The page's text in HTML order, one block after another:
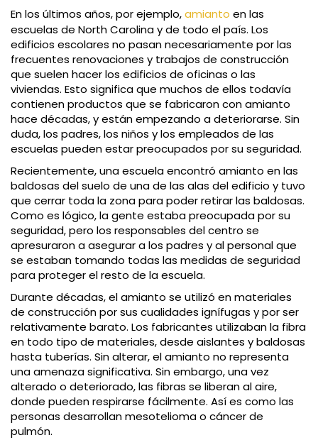
En los últimos años, por ejemplo,amianto en las
escuelas de North Carolina y de todo el país. Los
edificios escolares no pasan necesariamente por las
frecuentes renovaciones y trabajos de construcción
que suelen hacer los edificios de oficinas o las
viviendas. Esto significa que muchos de ellos todavía
contienen productos que se fabricaron con amianto
hace décadas, y están empezando a deteriorarse. Sin
duda, los padres, los niños y los empleados de las
escuelas pueden estar preocupados por su seguridad.
Recientemente, una escuela encontró amianto en las
baldosas del suelo de una de las alas del edificio y tuvo
que cerrar toda la zona para poder retirar las baldosas.
Como es lógico, la gente estaba preocupada por su
seguridad, pero los responsables del centro se
apresuraron a asegurar a los padres y al personal que
se estaban tomando todas las medidas de seguridad
para proteger el resto de la escuela.
Durante décadas, el amianto se utilizó en materiales
de construcción por sus cualidades ignífugas y por ser
relativamente barato. Los fabricantes utilizaban la fibra
en todo tipo de materiales, desde aislantes y baldosas
hasta tuberías. Sin alterar, el amianto no representa
una amenaza significativa. Sin embargo, una vez
alterado o deteriorado, las fibras se liberan al aire,
donde pueden respirarse fácilmente. Así es como las
personas desarrollan mesotelioma o cáncer de
pulmón.